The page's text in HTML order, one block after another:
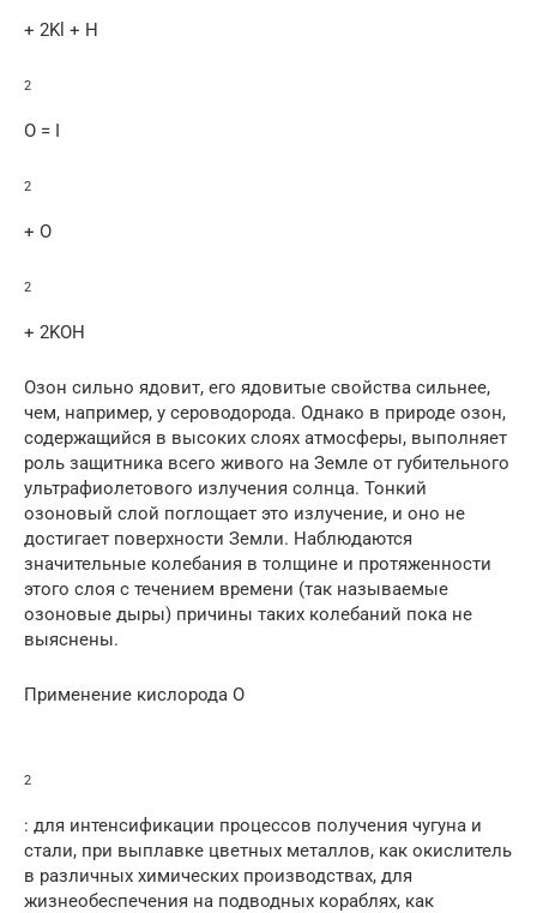
+ 2Kl + H
2
O = I
2
+ O
2
+ 2KOH
Озон сильно ядовит, его ядовитые свойства сильнее,
чем, например, у сероводорода. Однако в природе озон,
содержащийся в высоких слоях атмосферы, выполняет
роль защитника всего живого на Земле от губительного
ультрафиолетового излучения солнца. Тонкий
озоновый слой поглощает это излучение, и оно не
достигает поверхности Земли. Наблюдаются
значительные колебания в толщине и протяженности
этого слоя с течением времени (так называемые
озоновые дыры) причины таких колебаний пока не
выяснены.
Применение кислорода O
2
: для интенсификации процессов получения чугуна и
стали, при выплавке цветных металлов, как окислитель
в различных химических производствах, для
жизнеобеспечения на подводных кораблях, как